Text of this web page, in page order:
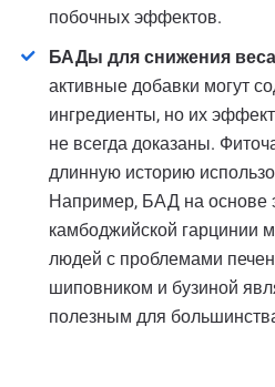
побочных эффектов.
БАДы для снижения
активные добавки могут
ингредиенты, но их
не всегда доказаны.
длинную историю
Например, БАД на основе
камбоджийской гарцинии
людей с проблемами
шиповником и бузиной
полезным для